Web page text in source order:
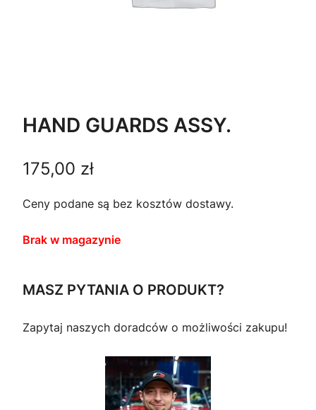
HAND GUARDS ASSY.
175,00 zł
Ceny podane są bez kosztów dostawy.
Brak w magazynie
MASZ PYTANIA O PRODUKT?
Zapytaj naszych doradców o możliwości zakupu!